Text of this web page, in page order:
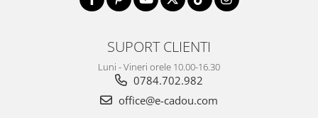
SUPORT CLIENTI
Luni - Vineri orele 10.00-16.30
0784.702.982
office@e-cadou.com